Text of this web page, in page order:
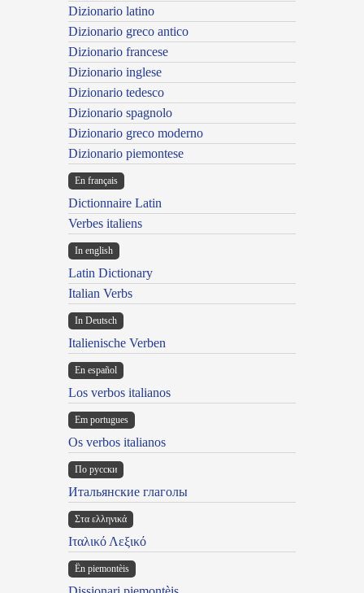
Dizionario latino
Dizionario greco antico
Dizionario francese
Dizionario inglese
Dizionario tedesco
Dizionario spagnolo
Dizionario greco moderno
Dizionario piemontese
En français
Dictionnaire Latin
Verbes italiens
In english
Latin Dictionary
Italian Verbs
In Deutsch
Italienische Verben
En español
Los verbos italianos
Em portugues
Os verbos italianos
По русски
Итальянские глаголы
Στα ελληνικά
Ιταλικό Λεξικό
Ën piemontèis